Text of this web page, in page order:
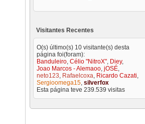
Visitantes Recentes
O(s) último(s) 10 visitante(s) desta
página foi(foram):
Banduleiro Célio "NitroX" Diey,
Joao Marcos - Alemaoo jOSÉ
neto123 Rafaelcoxa Ricardo Cazati
Sergioomega15 silverfox
Esta página teve 239.539 visitas